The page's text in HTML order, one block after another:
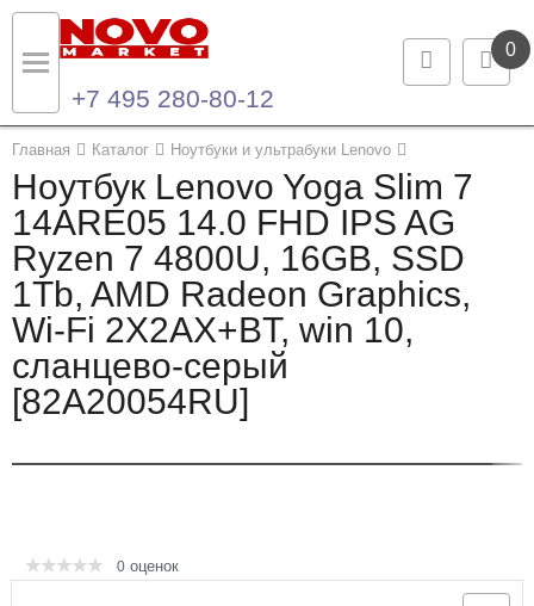
0
+7 495 280-80-12
Главная Каталог Ноутбуки и ультрабуки Lenovo
Ноутбук Lenovo Yoga Slim 7
14ARE05 14.0 FHD IPS AG
Ryzen 7 4800U, 16GB, SSD
1Tb, AMD Radeon Graphics,
Wi-Fi 2X2AX+BT, win 10,
сланцево-серый
[82A20054RU]
0 оценок
Назад
Каталог продукции
Ноутбуки и ультрабуки
Компьютеры
Моноблоки
Серверы и СХД
Аксессуары
Назад
Контакты
Контактная информация